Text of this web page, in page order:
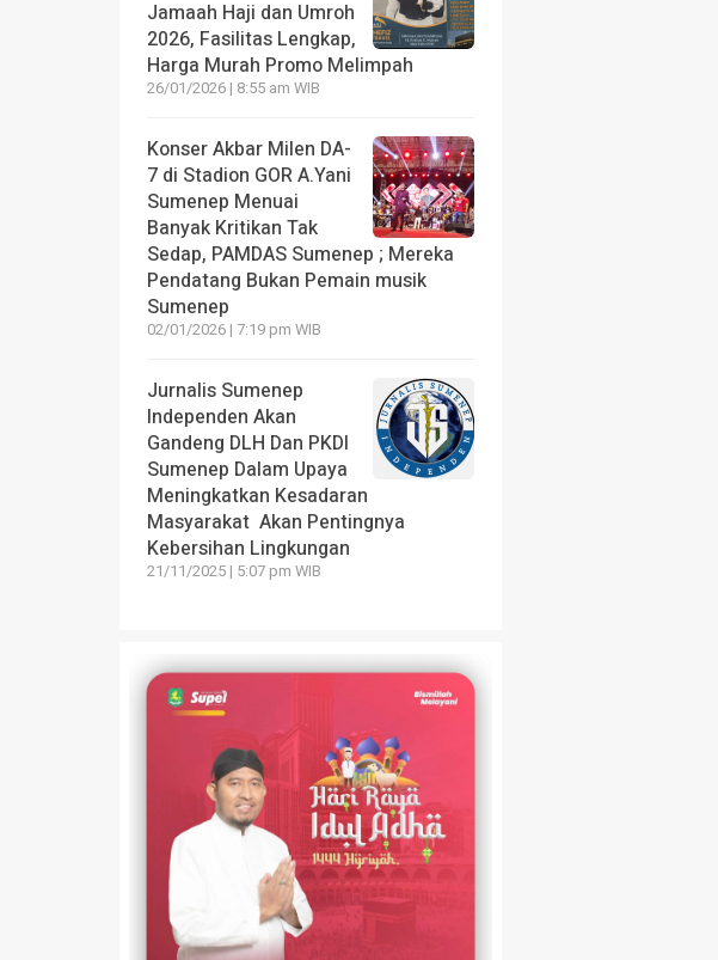
Jamaah Haji dan Umroh
2026, Fasilitas Lengkap,
Harga Murah Promo Melimpah
26/01/2026 | 8:55 am WIB
Konser Akbar Milen DA-
7 di Stadion GOR A.Yani
Sumenep Menuai
Banyak Kritikan Tak
Sedap, PAMDAS Sumenep ; Mereka
Pendatang Bukan Pemain musik
Sumenep
02/01/2026 | 7:19 pm WIB
Jurnalis Sumenep
Independen Akan
Gandeng DLH Dan PKDI
Sumenep Dalam Upaya
Meningkatkan Kesadaran
Masyarakat Akan Pentingnya
Kebersihan Lingkungan
21/11/2025 | 5:07 pm WIB